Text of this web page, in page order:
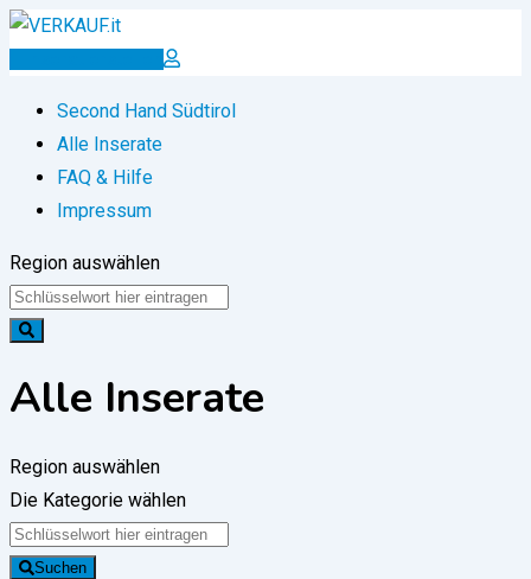
Zum
Inserat erstellen
Second Hand Südtirol
Alle Inserate
FAQ & Hilfe
Impressum
Region auswählen
Alle Inserate
Region auswählen
Die Kategorie wählen
Suchen